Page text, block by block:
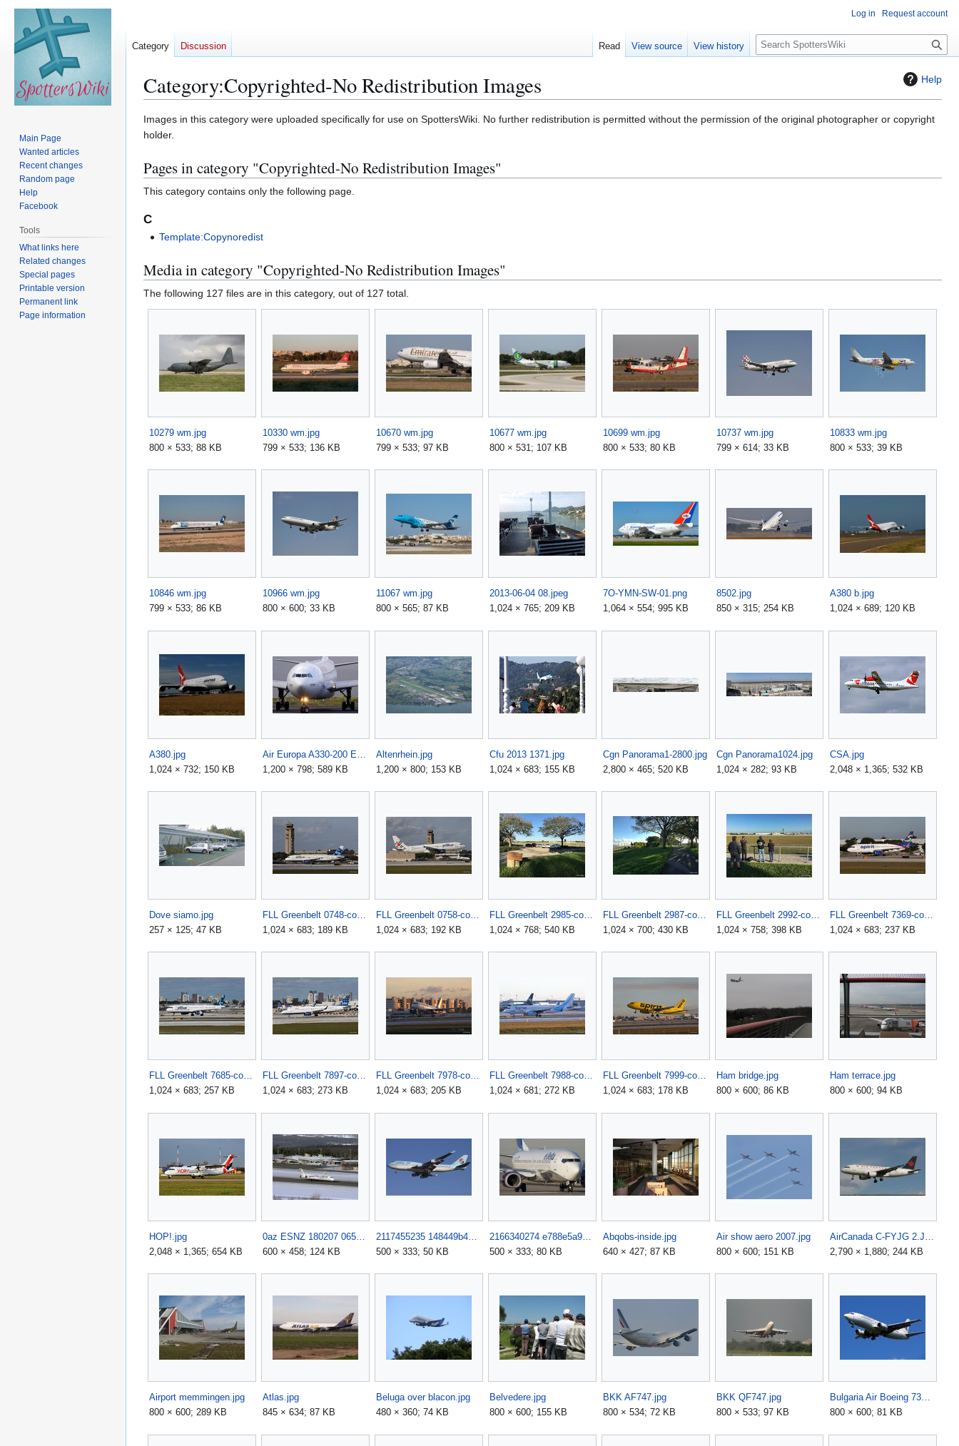
Help
Category:Copyrighted-No Redistribution Images
Jump
to
Jump
to
Images in this category were uploaded specifically for use on SpottersWiki. No further redistribution is permitted without the permission of the original photographer or copyright
holder.
Pages in category "Copyrighted-No Redistribution Images"
This category contains only the following page.
C
Template:Copynoredist
Media in category "Copyrighted-No Redistribution Images"
The following 127 files are in this category, out of 127 total.
10279 wm.jpg
800 × 533; 88 KB
10330 wm.jpg
799 × 533; 136 KB
10670 wm.jpg
799 × 533; 97 KB
10677 wm.jpg
800 × 531; 107 KB
10699 wm.jpg
800 × 533; 80 KB
10737 wm.jpg
799 × 614; 33 KB
10833 wm.jpg
800 × 533; 39 KB
10846 wm.jpg
799 × 533; 86 KB
10966 wm.jpg
800 × 600; 33 KB
11067 wm.jpg
800 × 565; 87 KB
2013-06-04 08.jpeg
1,024 × 765; 209 KB
7O-YMN-SW-01.png
1,064 × 554; 995 KB
8502.jpg
850 × 315; 254 KB
A380 b.jpg
1,024 × 689; 120 KB
A380.jpg
1,024 × 732; 150 KB
1,200 × 798; 589 KB
Altenrhein.jpg
1,200 × 800; 153 KB
Cfu 2013 1371.jpg
1,024 × 683; 155 KB
Cgn Panorama1-2800.jpg
2,800 × 465; 520 KB
Cgn Panorama1024.jpg
1,024 × 282; 93 KB
CSA.jpg
2,048 × 1,365; 532 KB
Dove siamo.jpg
257 × 125; 47 KB
FLL Greenbelt 0748-copy.jpg
1,024 × 683; 189 KB
FLL Greenbelt 0758-copy.jpg
1,024 × 683; 192 KB
FLL Greenbelt 2985-copy.jpg
1,024 × 768; 540 KB
FLL Greenbelt 2987-copy.jpg
1,024 × 700; 430 KB
FLL Greenbelt 2992-copy.jpg
1,024 × 758; 398 KB
FLL Greenbelt 7369-copy.jpg
1,024 × 683; 237 KB
FLL Greenbelt 7685-copy.jpg
1,024 × 683; 257 KB
FLL Greenbelt 7897-copy.jpg
1,024 × 683; 273 KB
FLL Greenbelt 7978-copy.jpg
1,024 × 683; 205 KB
FLL Greenbelt 7988-copy.jpg
1,024 × 681; 272 KB
FLL Greenbelt 7999-copy.jpg
1,024 × 683; 178 KB
Ham bridge.jpg
800 × 600; 86 KB
Ham terrace.jpg
800 × 600; 94 KB
HOP!.jpg
2,048 × 1,365; 654 KB
600 × 458; 124 KB
500 × 333; 50 KB
500 × 333; 80 KB
Abqobs-inside.jpg
640 × 427; 87 KB
Air show aero 2007.jpg
800 × 600; 151 KB
2,790 × 1,880; 244 KB
Airport memmingen.jpg
800 × 600; 289 KB
Atlas.jpg
845 × 634; 87 KB
Beluga over blacon.jpg
480 × 360; 74 KB
Belvedere.jpg
800 × 600; 155 KB
BKK AF747.jpg
800 × 534; 72 KB
BKK QF747.jpg
800 × 533; 97 KB
Bulgaria Air Boeing 737 LZ-BOO.jpg
800 × 600; 81 KB
Log in Request account
Category Discussion Read View source View history
S
e
c
h
Main Page
Wanted articles
Recent changes
Random page
Help
Facebook
Tools
What links here
Related changes
Special pages
Printable version
Permanent link
Page information